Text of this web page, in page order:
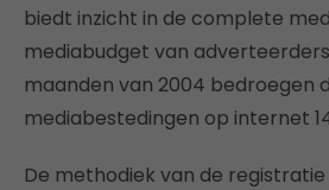
biedt inzicht in de complete
mediabudget van
maanden van 2004 bedroegen
mediabestedingen op internet
De methodiek van de